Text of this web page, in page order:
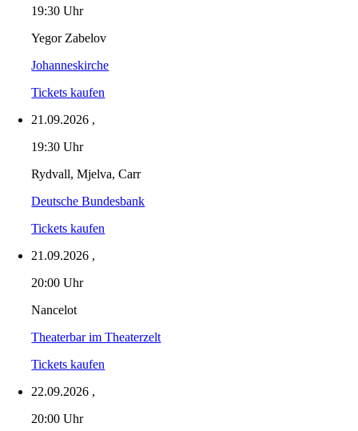
19:30 Uhr
Yegor Zabelov
Johanneskirche
Tickets kaufen
21.09.2026 ,
19:30 Uhr
Rydvall, Mjelva, Carr
Deutsche Bundesbank
Tickets kaufen
21.09.2026 ,
20:00 Uhr
Nancelot
Theaterbar im Theaterzelt
Tickets kaufen
22.09.2026 ,
20:00 Uhr